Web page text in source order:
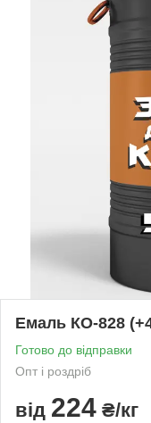
Емаль КО-828
Готово до відправки
Опт і роздріб
від 224 ₴/кг